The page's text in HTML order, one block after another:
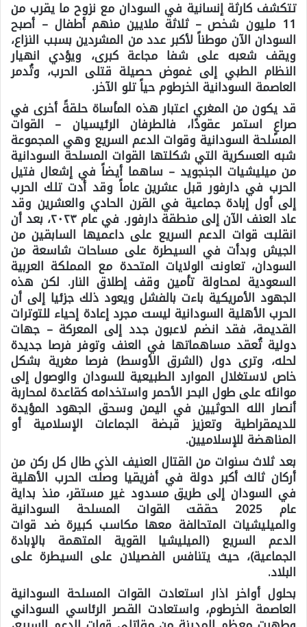
تتكشف كارثة إنسانية في السودان مع نزوح ما يقرب من
11 مليون شخص – ثلاثة ملايين منهم أطفال – أصبح
السودان الآن موطناً لأكبر عدد من المشردين بسبب النزاع،
ويقف شعبه على شفا مجاعة كبرى، ويؤدي انهيار
النظام الطبي إلى غموض حصيلة قتلى الحرب، وتُدمر
العاصمة السودانية الخرطوم حياً تلو الآخر.
قد يكون من المغري اعتبار هذه المأساة حلقةً أخرى في
صراعٍ استمر عقودًا، فالطرفان الرئيسيان – القوات
المسلحة السودانية وقوات الدعم السريع وهي المجموعة
شبه العسكرية التي شكلتها القوات المسلحة السودانية
من ميليشيات الجنجويد – ساهما أيضاً في إشعال فتيل
الحرب في دارفور قبل عشرين عاماً وقد أدت تلك الحرب
إلى أول إبادة جماعية في القرن الحادي والعشرين وقد
عاد العنف الآن إلى منطقة دارفور. في عام ٢٠٢٣، بعد أن
انقلبت قوات الدعم السريع على داعميها السابقين من
الجيش وبدأت في السيطرة على مساحات شاسعة من
السودان، تعاونت الولايات المتحدة مع المملكة العربية
السعودية لمحاولة تأمين وقف إطلاق النار. لكن هذه
الجهود الأمريكية باءت بالفشل ويعود ذلك جزئيا إلى أن
الحرب الأهلية السودانية ليست مجرد إعادة إحياء للتوترات
القديمة، فقد انضم لاعبون جدد إلى المعركة – جهات
دولية تُعقد مساهماتها في العنف وتوفر فرصا جديدة
لحله، وترى دول (الشرق الأوسط) فرصا مغرية بشكل
خاص لاستغلال الموارد الطبيعية للسودان والوصول إلى
موانئه على طول البحر الأحمر واستخدامه كقاعدة لمحاربة
أنصار الله الحوثيين في اليمن وسحق الجهود المؤيدة
للديمقراطية وتعزيز قبضة الجماعات الإسلامية أو
المناهضة للإسلاميين.
بعد ثلاث سنوات من القتال العنيف الذي طال كل ركن من
أركان ثالث أكبر دولة في أفريقيا وصلت الحرب الأهلية
في السودان إلى طريق مسدود غير مستقر، منذ بداية
عام 2025 حققت القوات المسلحة السودانية
والميليشيات المتحالفة معها مكاسب كبيرة ضد قوات
الدعم السريع (الميليشيا القوية المتهمة بالإبادة
الجماعية)، حيث يتنافس الفصيلان على السيطرة على
البلاد.
بحلول أواخر اذار استعادت القوات المسلحة السودانية
العاصمة الخرطوم، واستعادت القصر الرئاسي السوداني